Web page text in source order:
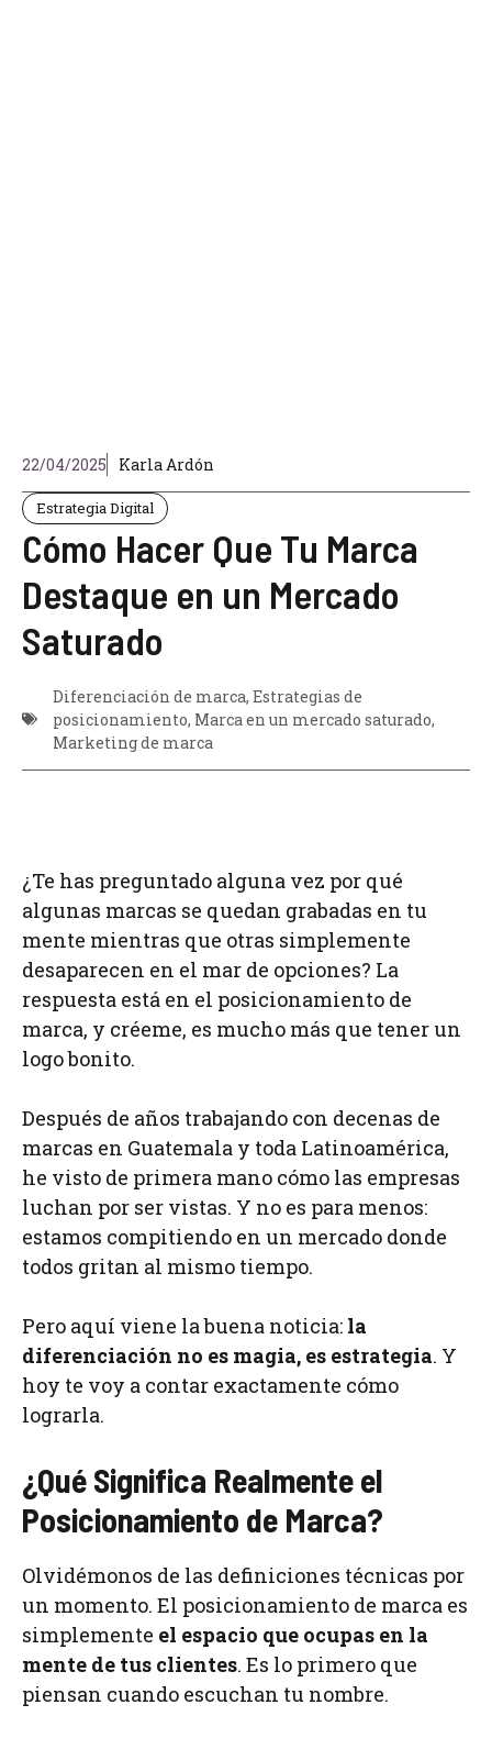
22/04/2025 Karla Ardón
Estrategia Digital
Cómo Hacer Que Tu Marca
Destaque en un Mercado
Saturado
Diferenciación de marca, Estrategias de
posicionamiento, Marca en un mercado saturado,
Marketing de marca
¿Te has preguntado alguna vez por qué
algunas marcas se quedan grabadas en tu
mente mientras que otras simplemente
desaparecen en el mar de opciones? La
respuesta está en el posicionamiento de
marca, y créeme, es mucho más que tener un
logo bonito.
Después de años trabajando con decenas de
marcas en Guatemala y toda Latinoamérica,
he visto de primera mano cómo las empresas
luchan por ser vistas. Y no es para menos:
estamos compitiendo en un mercado donde
todos gritan al mismo tiempo.
Pero aquí viene la buena noticia: la
diferenciación no es magia, es estrategia. Y
hoy te voy a contar exactamente cómo
lograrla.
¿Qué Significa Realmente el
Posicionamiento de Marca?
Olvidémonos de las definiciones técnicas por
un momento. El posicionamiento de marca es
simplemente el espacio que ocupas en la
mente de tus clientes. Es lo primero que
piensan cuando escuchan tu nombre.